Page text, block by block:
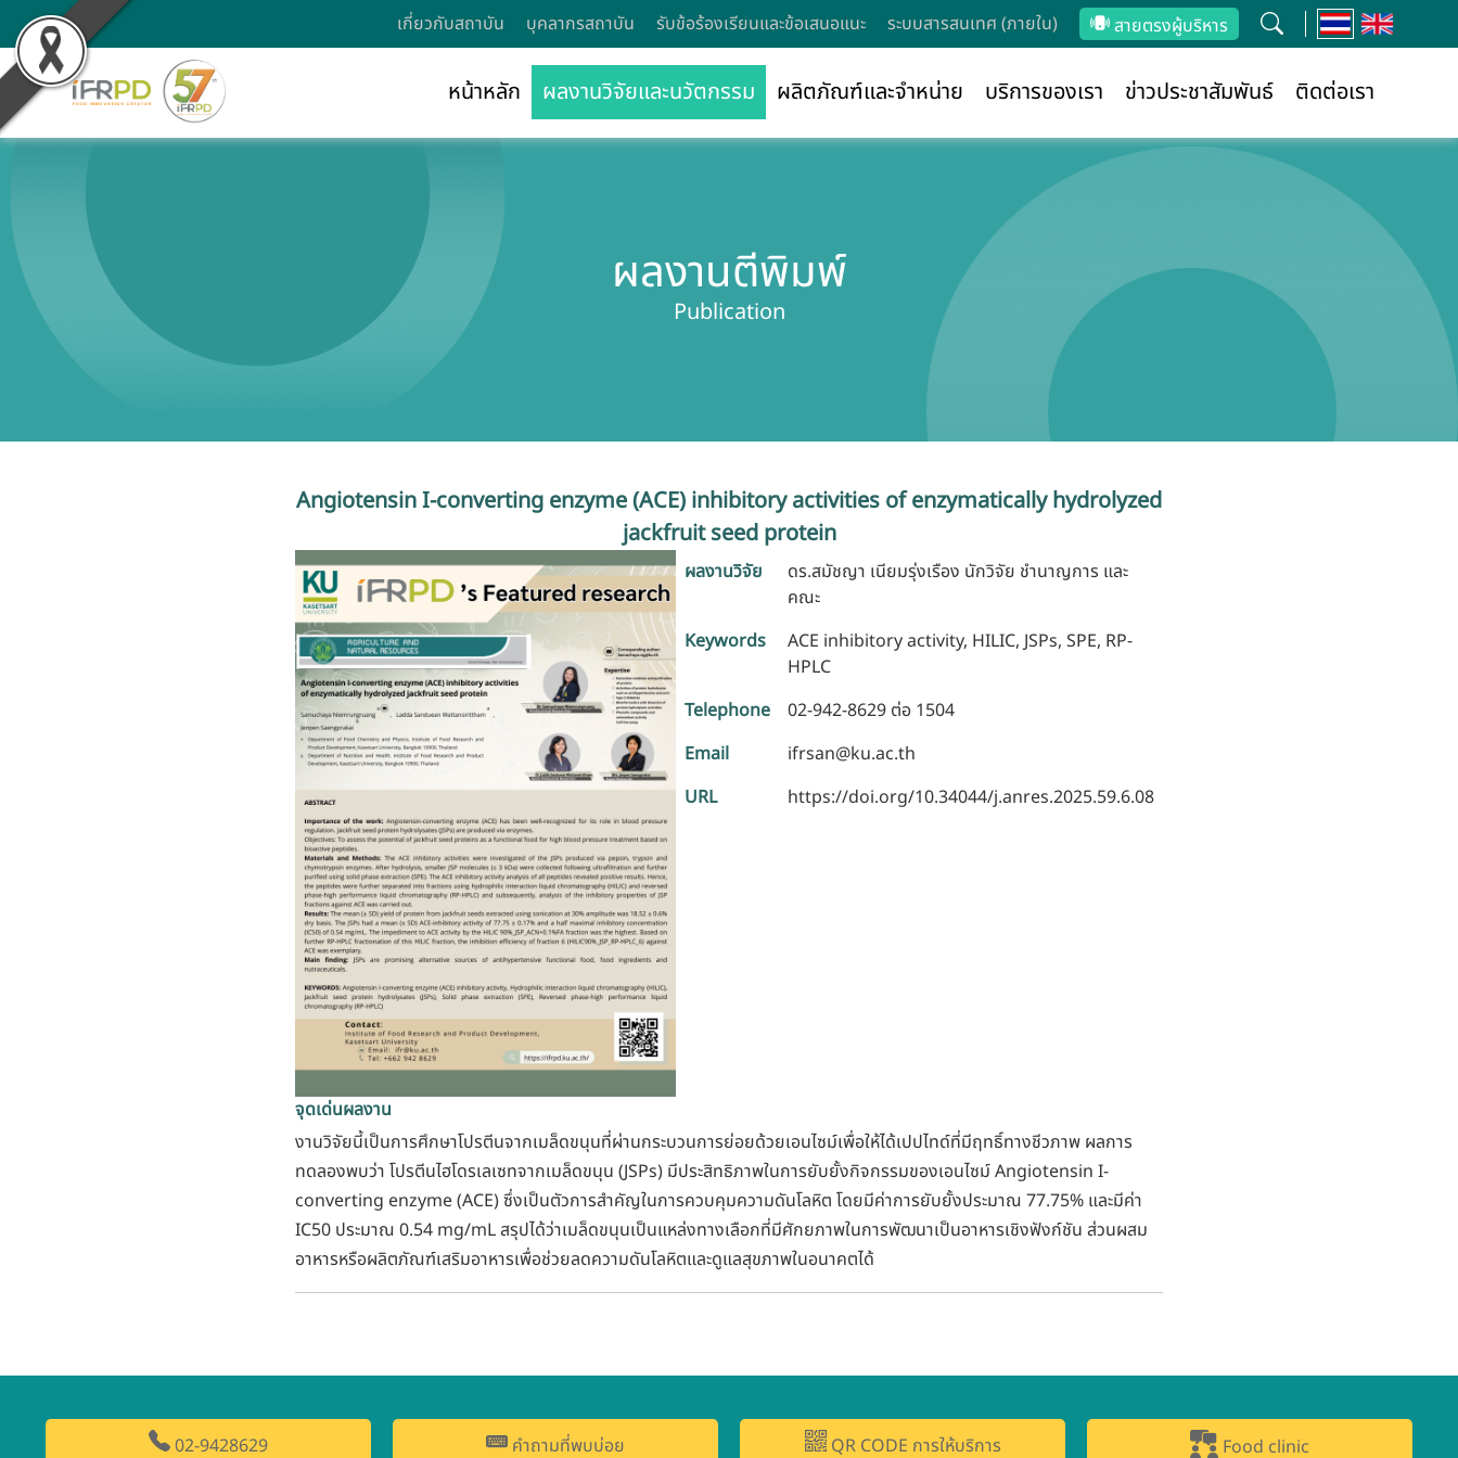
เกี่ยวกับสถาบัน บุคลากรสถาบัน รับข้อร้องเรียนและข้อเสนอแนะ ระบบสารสนเทศ (ภายใน) สายตรงผู้บริหาร
หน้าหลัก ผลงานวิจัยและนวัตกรรม ผลิตภัณฑ์และจำหน่าย บริการของเรา ข่าวประชาสัมพันธ์ ติดต่อเรา
ผลงานตีพิมพ์
Publication
Angiotensin I-converting enzyme (ACE) inhibitory activities of enzymatically hydrolyzed
jackfruit seed protein
ผลงานวิจัย
ดร.สมัชญา เนียมรุ่งเรือง นักวิจัย ชำนาญการ และ
คณะ
Keywords
ACE inhibitory activity, HILIC, JSPs, SPE, RP-
HPLC
Telephone
02-942-8629 ต่อ 1504
Email
ifrsan@ku.ac.th
URL
https://doi.org/10.34044/j.anres.2025.59.6.08
จุดเด่นผลงาน
งานวิจัยนี้เป็นการศึกษาโปรตีนจากเมล็ดขนุนที่ผ่านกระบวนการย่อยด้วยเอนไซม์เพื่อให้ได้เปปไทด์ที่มีฤทธิ์ทางชีวภาพ ผลการ
ทดลองพบว่า โปรตีนไฮโดรเลเซทจากเมล็ดขนุน (JSPs) มีประสิทธิภาพในการยับยั้งกิจกรรมของเอนไซม์ Angiotensin I-
converting enzyme (ACE) ซึ่งเป็นตัวการสำคัญในการควบคุมความดันโลหิต โดยมีค่าการยับยั้งประมาณ 77.75% และมีค่า
IC50 ประมาณ 0.54 mg/mL สรุปได้ว่าเมล็ดขนุนเป็นแหล่งทางเลือกที่มีศักยภาพในการพัฒนาเป็นอาหารเชิงฟังก์ชัน ส่วนผสม
อาหารหรือผลิตภัณฑ์เสริมอาหารเพื่อช่วยลดความดันโลหิตและดูแลสุขภาพในอนาคตได้
02-9428629 คำถามที่พบบ่อย QR CODE การให้บริการ Food clinic